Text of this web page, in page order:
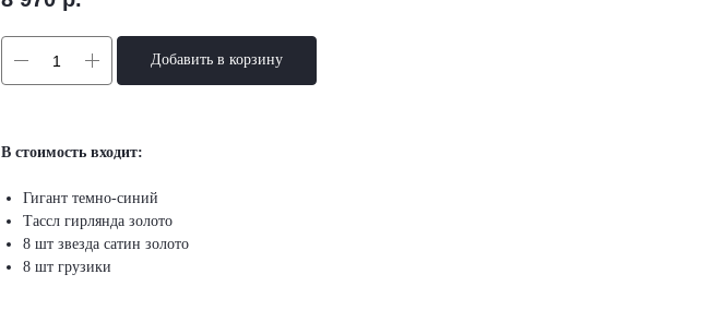
Добавить в корзину
В стоимость входит:
Гигант темно-синий
Тассл гирлянда золото
8 шт звезда сатин золото
8 шт грузики